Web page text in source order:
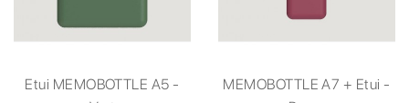
Etui MEMOBOTTLE A5 -
MEMOBOTTLE A7 + Etui -